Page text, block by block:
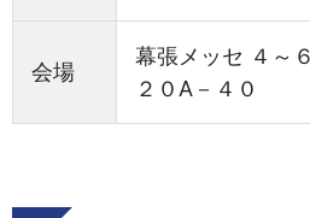
会場
幕張メッセ ４～
２０A－４０